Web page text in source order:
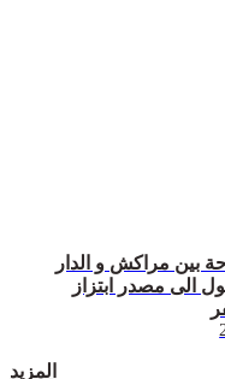
بين مراكش و الدار
الى مصدر ابتزاز
المزيد